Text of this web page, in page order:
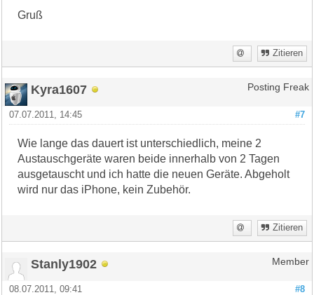
Gruß
Zitieren
Kyra1607 Posting Freak
#7
07.07.2011, 14:45
Wie lange das dauert ist unterschiedlich, meine 2
Austauschgeräte waren beide innerhalb von 2 Tagen
ausgetauscht und ich hatte die neuen Geräte. Abgeholt
wird nur das iPhone, kein Zubehör.
Zitieren
Stanly1902 Member
#8
08.07.2011, 09:41